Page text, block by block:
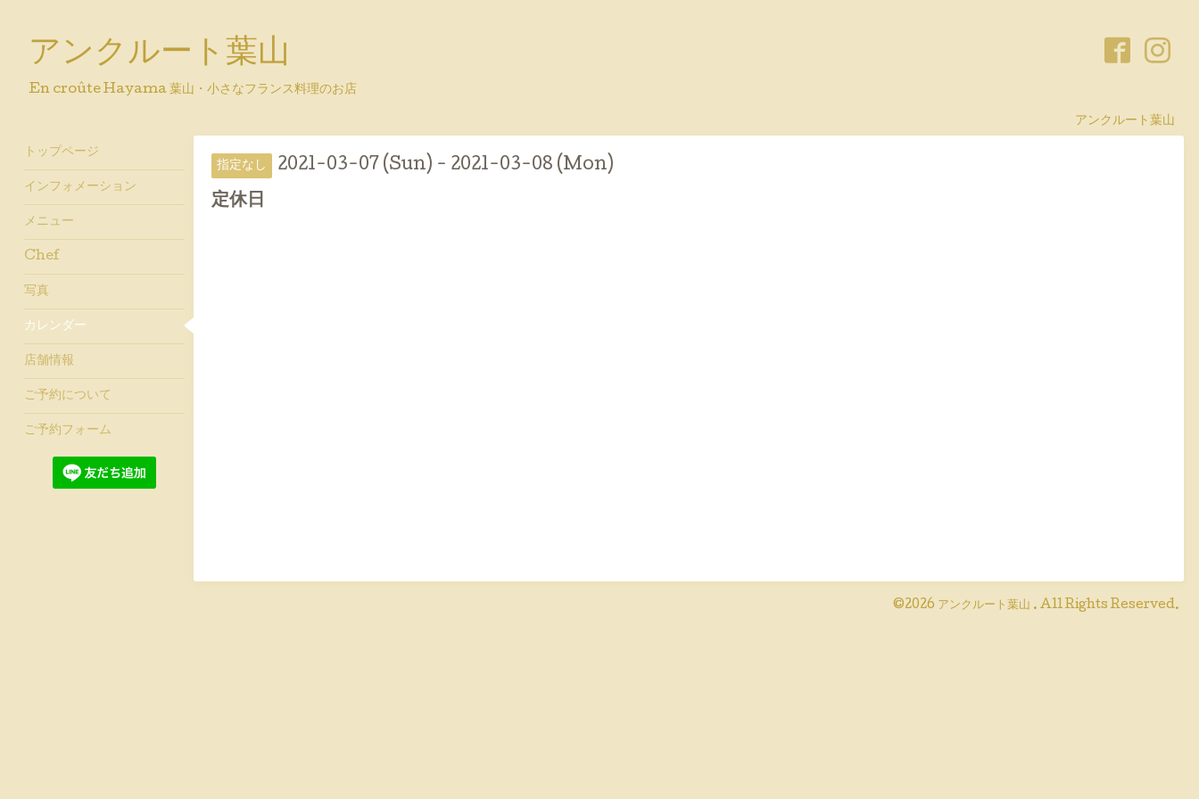
アンクルート葉山
En croûte Hayama 葉山・小さなフランス料理のお店
アンクルート葉山
指定なし 2021-03-07 (Sun) - 2021-03-08 (Mon)
定休日
©2026 アンクルート葉山 . All Rights Reserved.
トップページ
インフォメーション
メニュー
Chef
写真
カレンダー
店舗情報
ご予約について
ご予約フォーム